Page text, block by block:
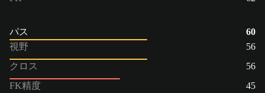
パス
60
視野
56
クロス
56
FK精度
45